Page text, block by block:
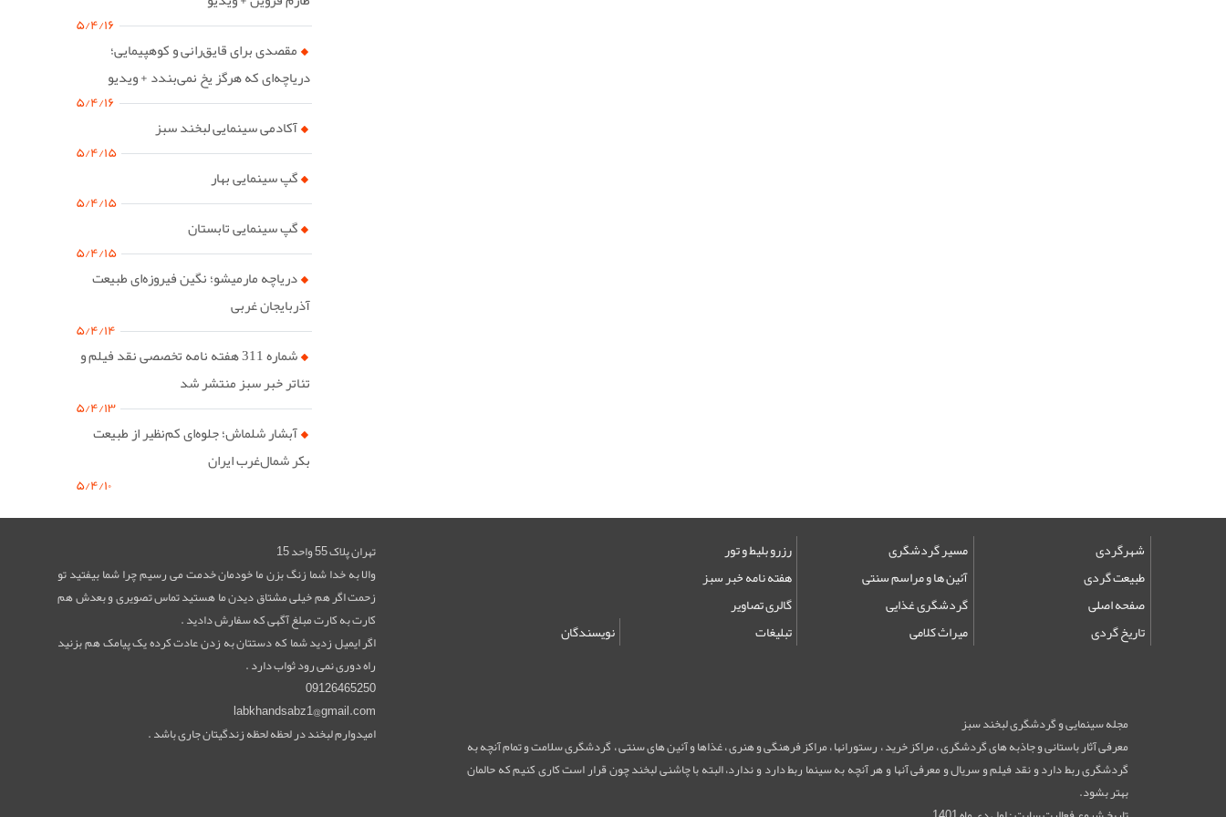
۵/۴/۱۶
مقصدی برای قایق‌رانی و کوهپیمایی؛
دریاچه‌ای که هرگز یخ نمی‌بندد + ویدیو
۵/۴/۱۶
آکادمی سینمایی لبخند سبز
۵/۴/۱۵
گپ سینمایی بهار
۵/۴/۱۵
گپ سینمایی تابستان
۵/۴/۱۵
دریاچه مارمیشو؛ نگین فیروزه‌ای طبیعت
آذربایجان غربی
۵/۴/۱۴
شماره 311 هفته نامه تخصصی نقد فیلم و
تئاتر خبر سبز منتشر شد
۵/۴/۱۳
آبشار شلماش؛ جلوه‌ای کم‌نظیر از طبیعت
بکر شمال‌غرب ایران
۵/۴/۱۰
شهرگردی
طبیعت گردی
صفحه اصلی
تاریخ گردی
مسیر گردشگری
آئین ها و مراسم سنتی
گردشگری غذایی
میراث کلامی
رزرو بلیط و تور
هفته نامه خبر سبز
گالری تصاویر
تبلیغات
نویسندگان
مجله سینمایی و گردشگری لبخند سبز
معرفی آثار باستانی و جاذبه های گردشگری ، مراکز خرید ، رستورانها ، مراکز فرهنگی و هنری ، غذاها و آئین های سنتی ، گردشگری سلامت و تمام آنچه به
گردشگری ربط دارد و نقد فیلم و سریال و معرفی آنها و هر آنچه به سینما ربط دارد و ندارد، البته با چاشنی لبخند چون قرار است کاری کنیم که حالمان
بهتر بشود.
تهران پلاک 55 واحد 15
والا به خدا شما زنگ بزن ما خودمان خدمت می رسیم چرا شما بیفتید تو
زحمت اگر هم خیلی مشتاق دیدن ما هستید تماس تصویری و بعدش هم
کارت به کارت مبلغ آگهی که سفارش دادید .
اگر ایمیل زدید شما که دستتان به زدن عادت کرده یک پیامک هم بزنید
راه دوری نمی رود ثواب دارد .
09126465250
labkhandsabz1@gmail.com
امیدوارم لبخند در لحظه لحظه زندگیتان جاری باشد .